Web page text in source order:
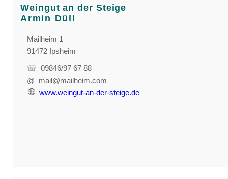
Weingut an der Steige
Armin Düll
Mailheim 1
91472 Ipsheim
☏ 09846/97 67 88
@ mail@mailheim.com
www.weingut-an-der-steige.de